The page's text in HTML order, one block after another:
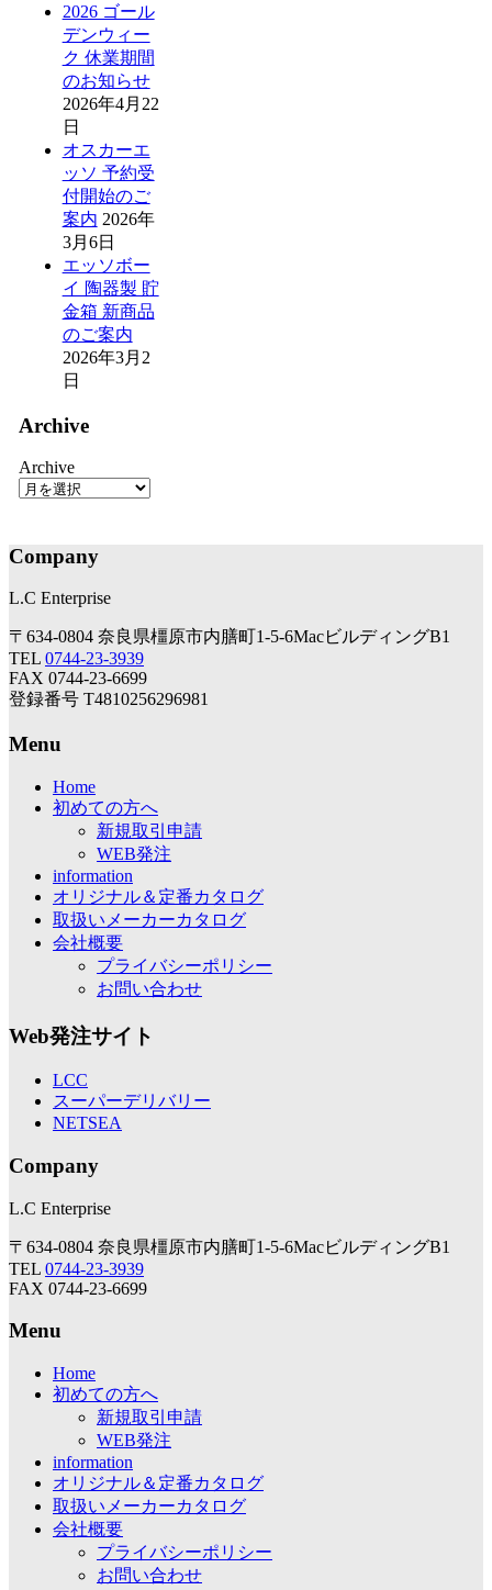
2026 ゴール
デンウィー
ク 休業期間
のお知らせ
2026年4月22
日
オスカーエ
ッソ 予約受
付開始のご
案内 2026年
3月6日
エッソボー
イ 陶器製 貯
金箱 新商品
のご案内
2026年3月2
日
Archive
Archive
Company
L.C Enterprise
〒634-0804 奈良県橿原市内膳町1-5-6MacビルディングB1
TEL 0744-23-3939
FAX 0744-23-6699
登録番号 T4810256296981
Menu
Home
初めての方へ
新規取引申請
WEB発注
information
オリジナル＆定番カタログ
取扱いメーカーカタログ
会社概要
プライバシーポリシー
お問い合わせ
Web発注サイト
LCC
スーパーデリバリー
NETSEA
Company
L.C Enterprise
〒634-0804 奈良県橿原市内膳町1-5-6MacビルディングB1
TEL 0744-23-3939
FAX 0744-23-6699
Menu
Home
初めての方へ
新規取引申請
WEB発注
information
オリジナル＆定番カタログ
取扱いメーカーカタログ
会社概要
プライバシーポリシー
お問い合わせ